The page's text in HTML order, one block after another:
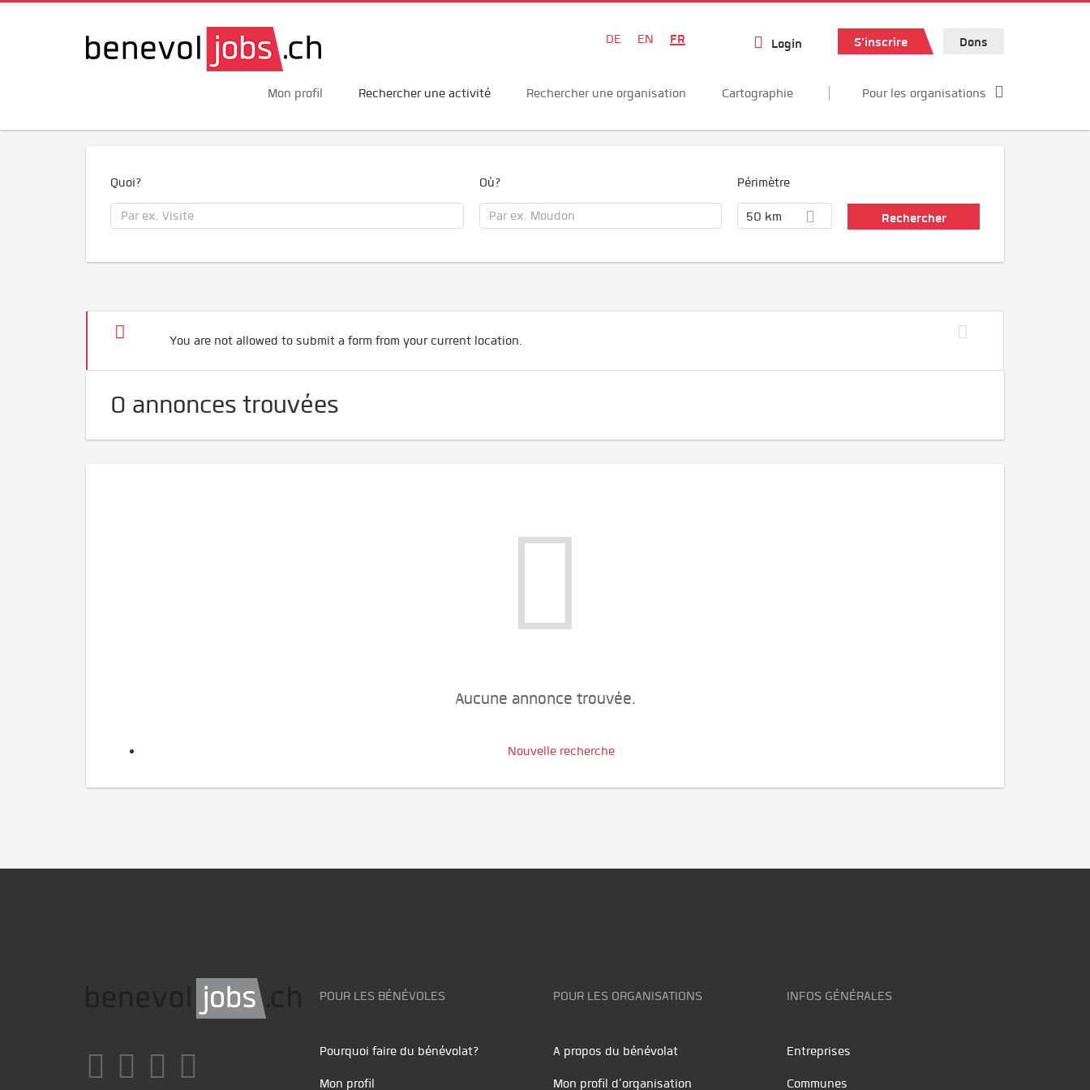
DE EN FR Login S'inscrire Dons
Mon profil Rechercher une activité Rechercher une organisation Cartographie Pour les organisations
Quoi? Où? Périmètre
50 km
You are not allowed to submit a form from your current location.
0 annonces trouvées
Aucune annonce trouvée.
Nouvelle recherche
POUR LES BÉNÉVOLES
Pourquoi faire du bénévolat?
Mon profil
POUR LES ORGANISATIONS
A propos du bénévolat
Mon profil d'organisation
INFOS GÉNÉRALES
Entreprises
Communes